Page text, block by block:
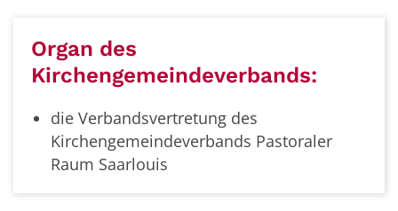
Organ des
Kirchengemeindeverbands:
die Verbandsvertretung des
Kirchengemeindeverbands Pastoraler
Raum Saarlouis